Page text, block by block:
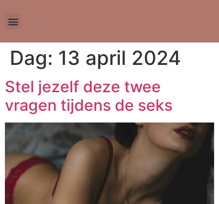
Dag: 13 april 2024
Stel jezelf deze twee
vragen tijdens de seks